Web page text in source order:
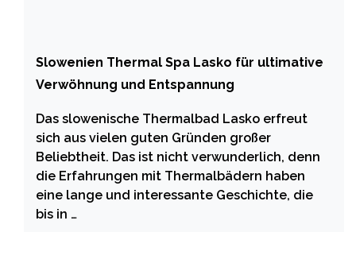
Slowenien Thermal Spa Lasko für ultimative
Verwöhnung und Entspannung
Das slowenische Thermalbad Lasko erfreut
sich aus vielen guten Gründen großer
Beliebtheit. Das ist nicht verwunderlich, denn
die Erfahrungen mit Thermalbädern haben
eine lange und interessante Geschichte, die
bis in …